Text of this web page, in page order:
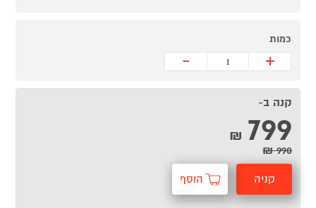
כמות
+
-
קנה ב-
799
₪
990 ₪
קניה הוסף